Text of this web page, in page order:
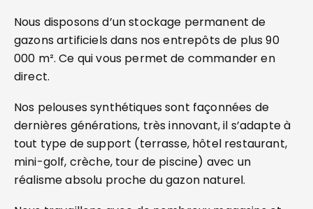
Nous disposons d’un stockage permanent de
gazons artificiels dans nos entrepôts de plus 90
000 m². Ce qui vous permet de commander en
direct.
Nos pelouses synthétiques sont façonnées de
dernières générations, très innovant, il s’adapte à
tout type de support (terrasse, hôtel restaurant,
mini-golf, crèche, tour de piscine) avec un
réalisme absolu proche du gazon naturel.